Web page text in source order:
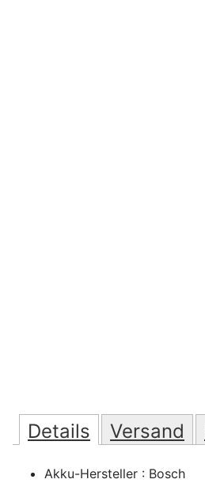
Details Versand
Akku-Hersteller : Bosch